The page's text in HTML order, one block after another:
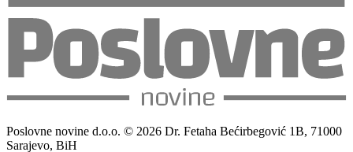
Poslovne novine d.o.o. © 2026 Dr. Fetaha Bećirbegović 1B, 71000
Sarajevo, BiH